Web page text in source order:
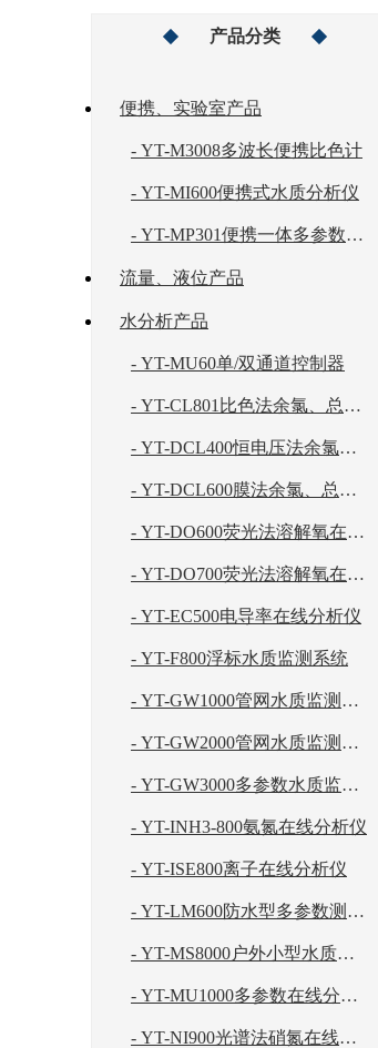
产品分类
便携、实验室产品
- YT-M3008多波长便携比色计
- YT-MI600便携式水质分析仪
- YT-MP301便携一体多参数分析仪
流量、液位产品
水分析产品
- YT-MU60单/双通道控制器
- YT-CL801比色法余氯、总余氯在线分析仪
- YT-DCL400恒电压法余氯二氧化氯在线分析仪
- YT-DCL600膜法余氯、总余氯、二氧化氯在线分析仪
- YT-DO600荧光法溶解氧在线分析仪
- YT-DO700荧光法溶解氧在线分析仪
- YT-EC500电导率在线分析仪
- YT-F800浮标水质监测系统
- YT-GW1000管网水质监测系统
- YT-GW2000管网水质监测系统
- YT-GW3000多参数水质监测系统
- YT-INH3-800氨氮在线分析仪
- YT-ISE800离子在线分析仪
- YT-LM600防水型多参数测控终端
- YT-MS8000户外小型水质自动监测系统
- YT-MU1000多参数在线分析仪
- YT-NI900光谱法硝氮在线分析仪